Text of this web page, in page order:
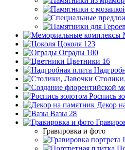
Цоколя 123
Ограды 100
Цветники 16
Роспись
Декор
Вазы 28
Гравировка и фото